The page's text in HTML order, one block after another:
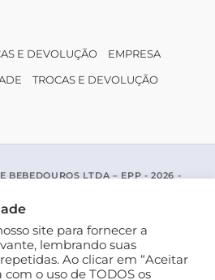
E DEVOLUÇÃO EMPRESA
TROCAS E DEVOLUÇÃO
BEBEDOUROS LTDA – EPP - 2026 -
456
site para fornecer a
lembrando suas
Ao clicar em “Aceitar
com o uso de TODOS os